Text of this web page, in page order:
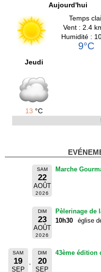
Aujourd'hui
Temps
Vent : 2.4
Humidité :
9°C
Jeudi
13 °C
SAM
22
AOÛT
2026
Marche
DIM
23
AOÛT
2026
Pèlerinage de
10h30
église
SAM
19
SEP
DIM
20
SEP
43ème édition